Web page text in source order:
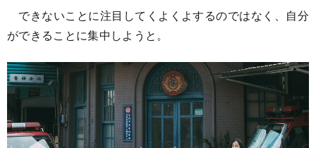
できないことに注目してくよくよするのではなく、自分
ができることに集中しようと。